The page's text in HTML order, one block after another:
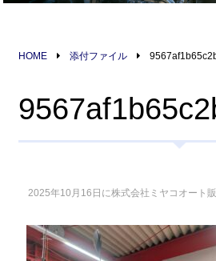
HOME 添付ファイル
2025年10月16日に株式会社ミヤコオート